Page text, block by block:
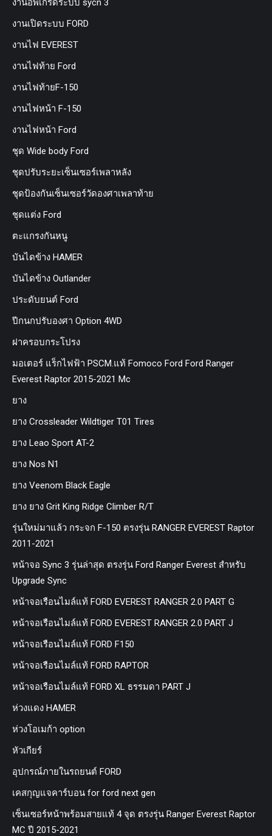
งานเปิดระบบ FORD
งานไฟ EVEREST
งานไฟท้าย Ford
งานไฟท้ายF-150
งานไฟหน้า F-150
งานไฟหน้า Ford
ชุด Wide body Ford
ชุดปรับระยะเซ็นเซอร์เพลาหลัง
ชุดป้องกันเซ็นเซอร์วัดองศาเพลาท้าย
ชุดแต่ง Ford
ตะแกรงกันหนู
บันไดข้าง HAMER
บันไดข้าง Outlander
ประดับยนต์ Ford
ปีกนกปรับองศา Option 4WD
ฝาครอบกระโปรง
มอเตอร์ แร็กไฟฟ้า PSCM.แท้ Fomoco Ford Ford Ranger
Everest Raptor 2015-2021 Mc
ยาง
ยาง Crossleader Wildtiger T01 Tires
ยาง Leao Sport AT-2
ยาง Nos N1
ยาง Veenom Black Eagle
ยาง ยาง Grit King Ridge Climber R/T
รุ่นใหม่มาแล้ว กระจก F-150 ตรงรุ่น RANGER EVEREST Raptor
2011-2021
หน้าจอ Sync 3 รุ่นล่าสุด ตรงรุ่น Ford Ranger Everest สำหรับ
Upgrade Sync
หน้าจอเรือนไมล์แท้ FORD EVEREST RANGER 2.0 PART G
หน้าจอเรือนไมล์แท้ FORD EVEREST RANGER 2.0 PART J
หน้าจอเรือนไมล์แท้ FORD F150
หน้าจอเรือนไมล์แท้ FORD RAPTOR
หน้าจอเรือนไมล์แท้ FORD XL ธรรมดา PART J
ห่วงแดง HAMER
ห่วงโอเมก้า option
หัวเกียร์
อุปกรณ์ภายในรถยนต์ FORD
เคสกุญแจคาร์บอน for ford next gen
เซ็นเซอร์หน้าพร้อมสายแท้ 4 จุด ตรงรุ่น Ranger Everest Raptor
MC ปี 2015-2021